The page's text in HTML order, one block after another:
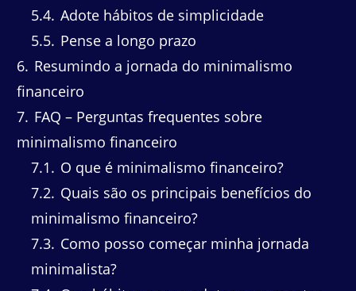
5.4 Adote hábitos de simplicidade
5.5 Pense a longo prazo
6 Resumindo a jornada do minimalismo
financeiro
7 FAQ – Perguntas frequentes sobre
minimalismo financeiro
7.1
O que é minimalismo financeiro?
7.2 Quais são os principais benefícios do
minimalismo financeiro?
7.3 Como posso começar minha jornada
minimalista?